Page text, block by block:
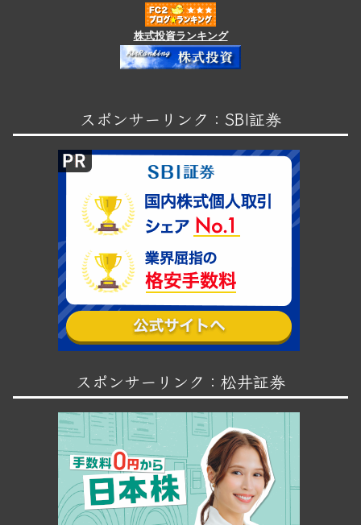
株式投資ランキング
スポンサーリンク：SBI証券
スポンサーリンク：松井証券